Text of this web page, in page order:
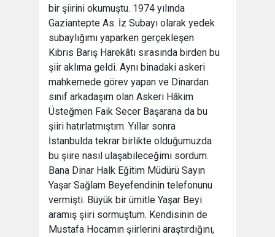
bir şiirini okumuştu. 1974 yılında
Gaziantepte As. İz Subayı olarak yedek
subaylığımı yaparken gerçekleşen
Kıbrıs Barış Harekâtı sırasında birden bu
şiir aklıma geldi. Aynı binadaki askeri
mahkemede görev yapan ve Dinardan
sınıf arkadaşım olan Askeri Hâkim
Üsteğmen Faik Secer Başarana da bu
şiiri hatırlatmıştım. Yıllar sonra
İstanbulda tekrar birlikte olduğumuzda
bu şiire nasıl ulaşabileceğimi sordum.
Bana Dinar Halk Eğitim Müdürü Sayın
Yaşar Sağlam Beyefendinin telefonunu
vermişti. Büyük bir ümitle Yaşar Beyi
aramış şiiri sormuştum. Kendisinin de
Mustafa Hocamın şiirlerini araştırdığını,